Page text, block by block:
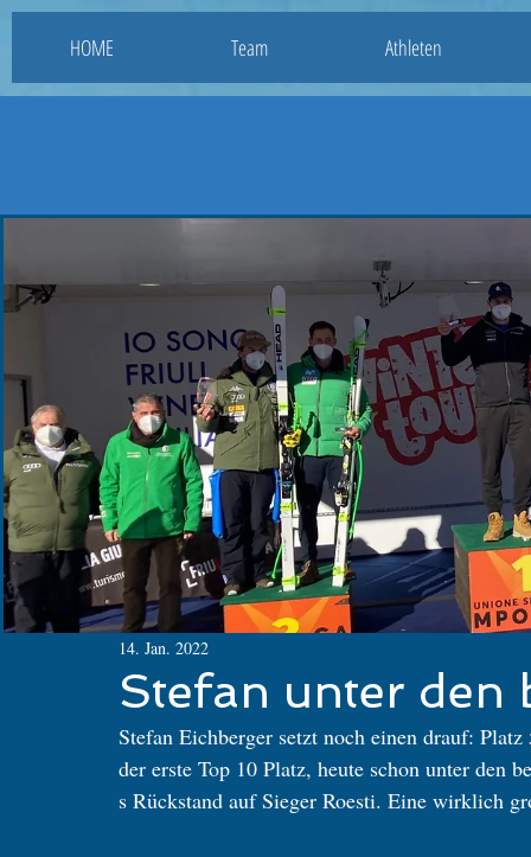
HOME Team Athleten
Stefan unter den
14. Jan. 2022
Stefan Eichberger setzt noch einen drauf:
der erste Top 10 Platz, heute schon unter den
s Rückstand auf Sieger Roesti. Eine wirklich